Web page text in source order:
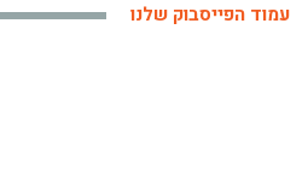
עמוד הפייסבוק שלנו